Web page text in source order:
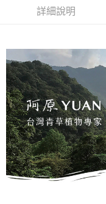
消。如遇「轉專審核」未
2.透過簡訊連結打開帳單後
帳／街口支付／iPASS
【注意事項】
1.本服務係由「台灣大哥大
用戶於交易時，得透過本服
買賣價金債權讓與本公司後
2.基於同意付款使用「大哥
資料（包含姓名、電話或地
由本公司與您本人進行分期
3.完整用戶服務條款，請詳
１．簡單：不需註冊會員、
２．便利：只要手機號碼，
【「AFTEE先享後付」結帳
１．於結帳方式選擇「
結帳頁面，進行簡訊認證並
２．訂單成立數日內，您將
３．收到繳費通知簡訊後14
ATM／網路銀行／等多元方
※ 請注意：結帳手續完成當
購買商品的店家。未經商家
後付繳納相關費用。
※ 交易是否成功請以「
是否繳費成功／繳費後需取
客戶支援中心」https://
運送方式
每筆NT$100，滿
❌未開放，選取系統將直
每筆NT$999
⭕超取僅提供付款後7-
每筆NT$100，滿
黑貓宅配｜線上支付
每筆NT$100，滿
詳細說明